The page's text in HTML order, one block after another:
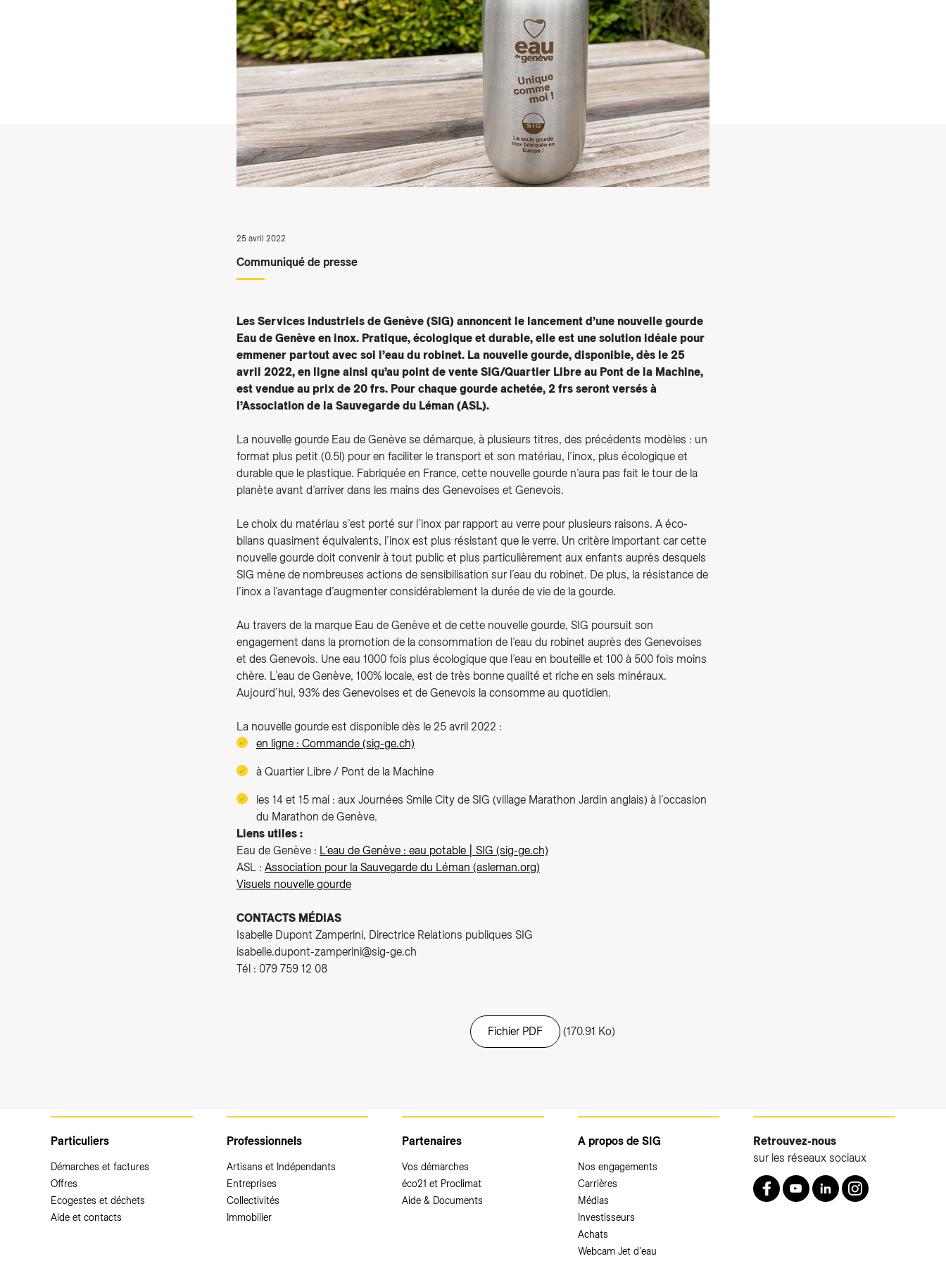
Tarifs et règlements
25 avril 2022
Communiqué de presse
Les Services industriels de Genève (SIG) annoncent le lancement d’une nouvelle gourde
Eau de Genève en inox. Pratique, écologique et durable, elle est une solution idéale pour
emmener partout avec soi l’eau du robinet. La nouvelle gourde, disponible, dès le 25
avril 2022, en ligne ainsi qu’au point de vente SIG/Quartier Libre au Pont de la Machine,
est vendue au prix de 20 frs. Pour chaque gourde achetée, 2 frs seront versés à
l’Association de la Sauvegarde du Léman (ASL).
La nouvelle gourde Eau de Genève se démarque, à plusieurs titres, des précédents modèles : un
format plus petit (0.5l) pour en faciliter le transport et son matériau, l’inox, plus écologique et
durable que le plastique. Fabriquée en France, cette nouvelle gourde n’aura pas fait le tour de la
planète avant d’arriver dans les mains des Genevoises et Genevois.
Le choix du matériau s’est porté sur l’inox par rapport au verre pour plusieurs raisons. A éco-
bilans quasiment équivalents, l’inox est plus résistant que le verre. Un critère important car cette
nouvelle gourde doit convenir à tout public et plus particulièrement aux enfants auprès desquels
SIG mène de nombreuses actions de sensibilisation sur l’eau du robinet. De plus, la résistance de
l’inox a l’avantage d’augmenter considérablement la durée de vie de la gourde.
Au travers de la marque Eau de Genève et de cette nouvelle gourde, SIG poursuit son
engagement dans la promotion de la consommation de l’eau du robinet auprès des Genevoises
et des Genevois. Une eau 1000 fois plus écologique que l’eau en bouteille et 100 à 500 fois moins
chère. L’eau de Genève, 100% locale, est de très bonne qualité et riche en sels minéraux.
Aujourd’hui, 93% des Genevoises et de Genevois la consomme au quotidien.
La nouvelle gourde est disponible dès le 25 avril 2022 :
en ligne : Commande (sig-ge.ch)
à Quartier Libre / Pont de la Machine
les 14 et 15 mai : aux Journées Smile City de SIG (village Marathon Jardin anglais) à l’occasion
du Marathon de Genève.
Liens utiles :
Eau de Genève : L’eau de Genève : eau potable | SIG (sig-ge.ch)
ASL : Association pour la Sauvegarde du Léman (asleman.org)
Visuels nouvelle gourde
CONTACTS MÉDIAS
Isabelle Dupont Zamperini, Directrice Relations publiques SIG
isabelle.dupont-zamperini@sig-ge.ch
Tél : 079 759 12 08
Fichier PDF (170.91 Ko)
Particuliers
Démarches et factures
Offres
Ecogestes et déchets
Aide et contacts
Professionnels
Artisans et Indépendants
Entreprises
Collectivités
Immobilier
Partenaires
Vos démarches
éco21 et Proclimat
Aide & Documents
A propos de SIG
Nos engagements
Carrières
Médias
Investisseurs
Achats
Webcam Jet d'eau
Retrouvez-nous
sur les réseaux sociaux
Retrouvez nous sur Facebook
YoutubeLinkedInInstagram